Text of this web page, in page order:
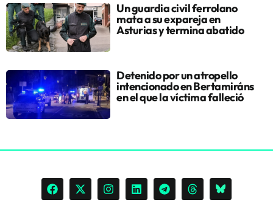
Un guardia civil ferrolano
mata a su expareja en
Asturias y termina abatido
Detenido por un atropello
intencionado en Bertamiráns
en el que la víctima falleció